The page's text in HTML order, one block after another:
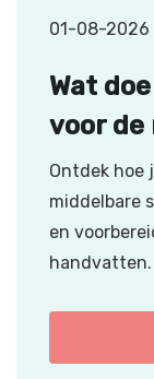
01-08-2026
Wat
voor de
Ontdek hoe
middelbare
en
handvatten.